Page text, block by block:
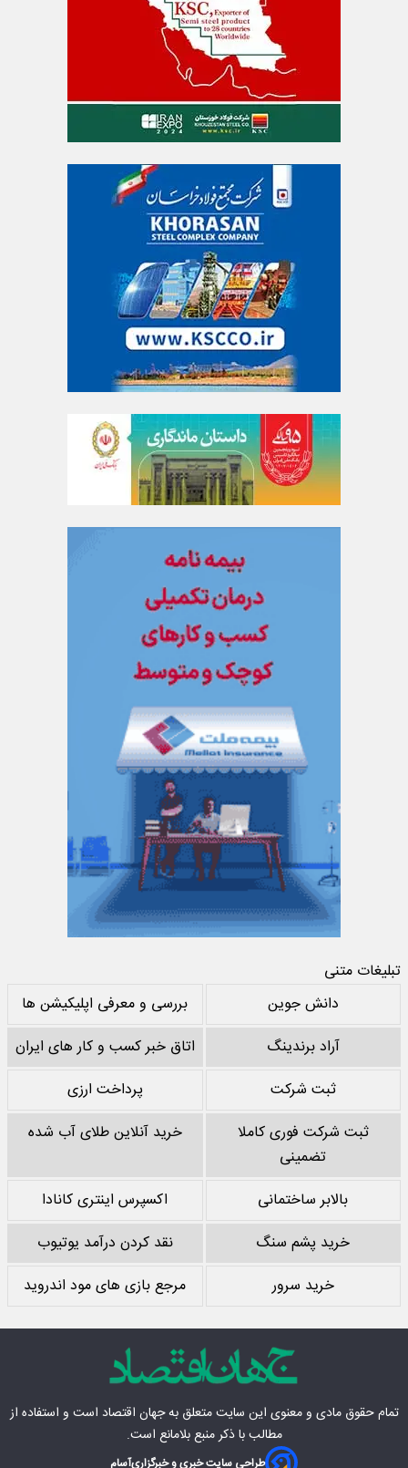
تبلیغات متنی
دانش جوین
بررسی و معرفی اپلیکیشن ها
آراد برندینگ
اتاق خبر کسب و کار های ایران
ثبت شرکت
پرداخت ارزی
ثبت شرکت فوری کاملا
تضمینی
خرید آنلاین طلای آب شده
بالابر ساختمانی
اکسپرس اینتری کانادا
خرید پشم سنگ
نقد کردن درآمد یوتیوب
خرید سرور
مرجع بازی های مود اندروید
تمام حقوق مادی‌ و معنوی این سایت متعلق بهجهان اقتصاد است و استفاده از
مطالب با ذکر منبع بلامانع است.
طراحی سایت خبری و خبرگزاریآسام